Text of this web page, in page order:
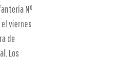
Nº
viernes
de
Los